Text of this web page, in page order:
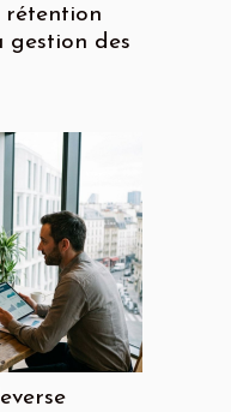
rétention
gestion des